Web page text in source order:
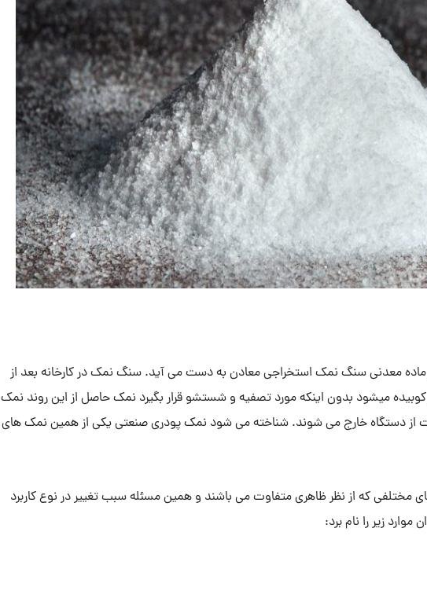
معدنی سنگ نمک استخراجی معادن به دست می آید. سنگ نمک در کارخانه بعد از
میشود بدون اینکه مورد تصفیه و شستشو قرار بگیرد نمک حاصل از این روند نمک
از دستگاه خارج می شوند. شناخته می شود نمک پودری صنعتی یکی از همین نمک های
مختلفی که از نظر ظاهری متفاوت می باشند و همین مسئله سبب تغییر در نوع کاربرد
زیر را نام برد: